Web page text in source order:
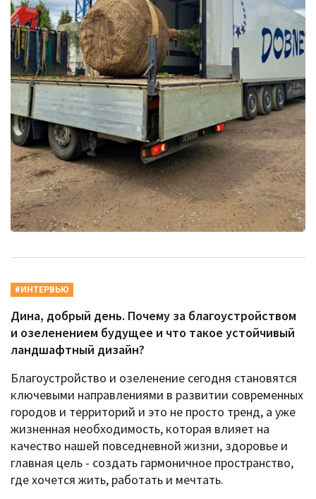
#ИНТЕРВЬЮ
Дина, добрый день. Почему за благоустройством
и озеленением будущее и что такое устойчивый
ландшафтный дизайн?
Благоустройство и озеленение сегодня становятся
ключевыми направлениями в развитии современных
городов и территорий и это не просто тренд, а уже
жизненная необходимость, которая влияет на
качество нашей повседневной жизни, здоровье и
главная цель - создать гармоничное пространство,
где хочется жить, работать и мечтать.